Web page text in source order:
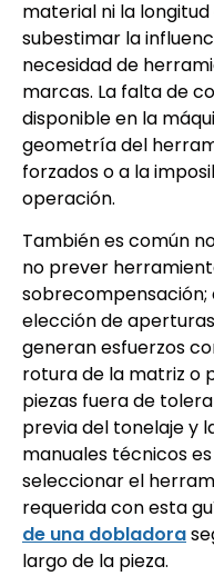
material ni la
subestimar la
necesidad de
marcas. La falta de
disponible en la
geometría del
forzados o a la
operación.
También es común
no prever
sobrecompensación;
elección de
generan esfuerzos
rotura de la matriz o
piezas fuera de
previa del tonelaje y
manuales técnicos
seleccionar el
requerida con esta
de una dobladora
largo de la pieza.